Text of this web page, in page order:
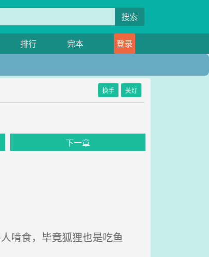
搜索
排行 完本
登录
换手 关灯
下一章
啃食，毕竟狐狸也是吃鱼